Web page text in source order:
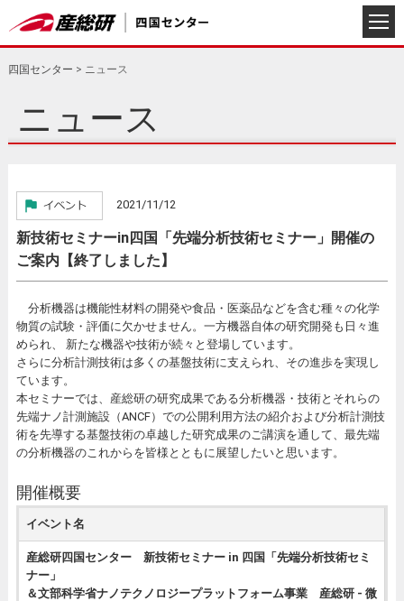
四国センター > ニュース
ニュース
2021/11/12
新技術セミナーin四国「先端分析技術セミナー」開催の
ご案内【終了しました】
分析機器は機能性材料の開発や食品・医薬品などを含む種々の化学
物質の試験・評価に欠かせません。一方機器自体の研究開発も日々進
められ、 新たな機器や技術が続々と登場しています。
さらに分析計測技術は多くの基盤技術に支えられ、その進歩を実現し
ています。
本セミナーでは、産総研の研究成果である分析機器・技術とそれらの
先端ナノ計測施設（ANCF）での公開利用方法の紹介および分析計測技
術を先導する基盤技術の卓越した研究成果のご講演を通して、最先端
の分析機器のこれからを皆様とともに展望したいと思います。
開催概要
イベント名
産総研四国センター 新技術セミナー in 四国「先端分析技術セミ
ナー」
＆文部科学省ナノテクノロジープラットフォーム事業 産総研 - 微